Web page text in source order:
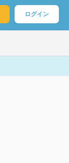
ログイン